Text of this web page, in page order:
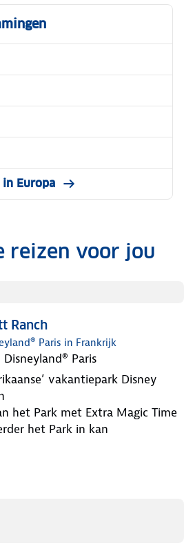
Europa
reizen voor jou
Ranch
Paris in Frankrijk
Disneyland® Paris
het Park in kan